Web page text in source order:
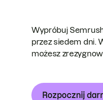
Wypróbuj
przez siedem dni.
możesz
Rozpocznij